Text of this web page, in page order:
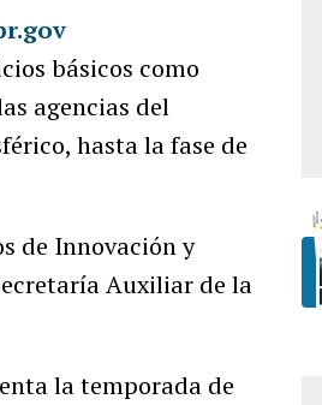
básicos como
agencias del
hasta la fase de
de Innovación y
Auxiliar de la
la temporada de